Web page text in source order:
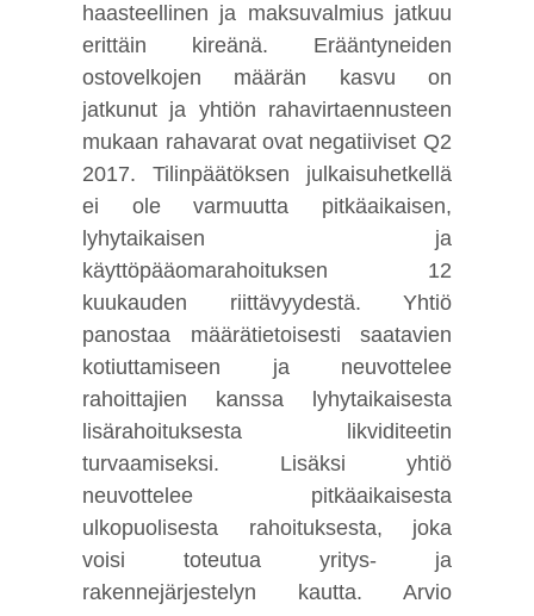
haasteellinen ja maksuvalmius jatkuu
erittäin kireänä. Erääntyneiden
ostovelkojen määrän kasvu on
jatkunut ja yhtiön rahavirtaennusteen
mukaan rahavarat ovat negatiiviset Q2
2017. Tilinpäätöksen julkaisuhetkellä
ei ole varmuutta pitkäaikaisen,
lyhytaikaisen ja
käyttöpääomarahoituksen 12
kuukauden riittävyydestä. Yhtiö
panostaa määrätietoisesti saatavien
kotiuttamiseen ja neuvottelee
rahoittajien kanssa lyhytaikaisesta
lisärahoituksesta likviditeetin
turvaamiseksi. Lisäksi yhtiö
neuvottelee pitkäaikaisesta
ulkopuolisesta rahoituksesta, joka
voisi toteutua yritys- ja
rakennejärjestelyn kautta. Arvio